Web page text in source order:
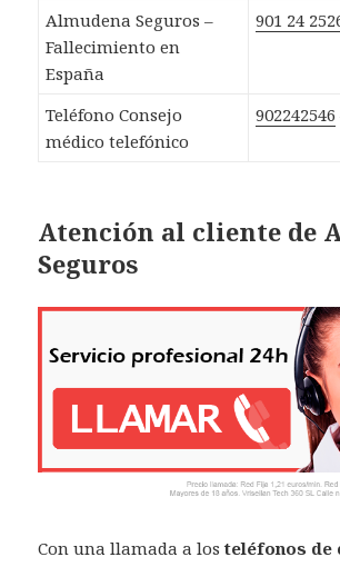
Almudena Seguros –
Fallecimiento en
España
901 24
Teléfono Consejo
médico telefónico
902242546
Atención al cliente de
Seguros
Con una llamada a losteléfonos de